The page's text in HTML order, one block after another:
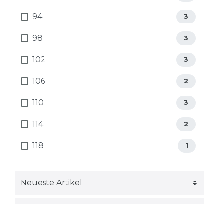
94 3
98 3
102 3
106 2
110 3
114 2
118 1